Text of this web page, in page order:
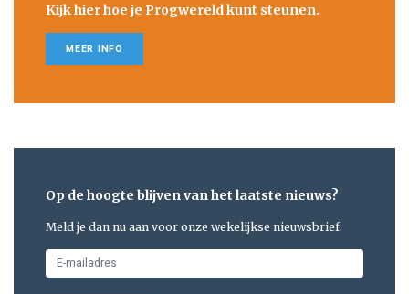
Kijk hier hoe je Progwereld kunt steunen.
MEER INFO
Op de hoogte blijven van het laatste nieuws?
Meld je dan nu aan voor onze wekelijkse nieuwsbrief.